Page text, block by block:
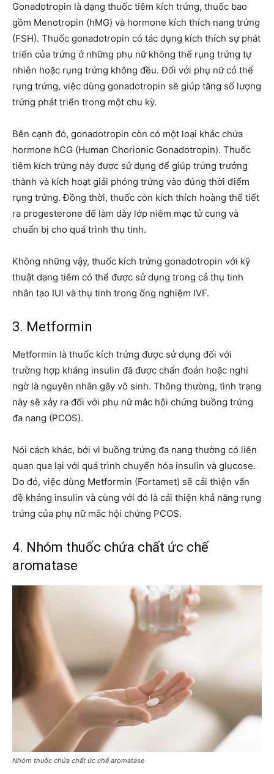
Gonadotropin là dạng thuốc tiêm kích trứng, thuốc bao
gồm Menotropin (hMG) và hormone kích thích nang trứng
(FSH). Thuốc gonadotropin có tác dụng kích thích sự phát
triển của trứng ở những phụ nữ không thể rụng trứng tự
nhiên hoặc rụng trứng không đều. Đối với phụ nữ có thể
rụng trứng, việc dùng gonadotropin sẽ giúp tăng số lượng
trứng phát triển trong một chu kỳ.
Bên cạnh đó, gonadotropin còn có một loại khác chứa
hormone hCG (Human Chorionic Gonadotropin). Thuốc
tiêm kích trứng này được sử dụng để giúp trứng trưởng
thành và kích hoạt giải phóng trứng vào đúng thời điểm
rụng trứng. Đồng thời, thuốc còn kích thích hoàng thể tiết
ra progesterone để làm dày lớp niêm mạc tử cung và
chuẩn bị cho quá trình thụ tinh.
Không những vậy, thuốc kích trứng gonadotropin với kỹ
thuật dạng tiêm có thể được sử dụng trong cả thụ tinh
nhân tạo IUI và thụ tinh trong ống nghiệm IVF.
3. Metformin
Metformin là thuốc kích trứng được sử dụng đối với
trường hợp kháng insulin đã được chẩn đoán hoặc nghi
ngờ là nguyên nhân gây vô sinh. Thông thường, tình trạng
này sẽ xảy ra đối với phụ nữ mắc hội chứng buồng trứng
đa nang (PCOS).
Nói cách khác, bởi vì buồng trứng đa nang thường có liên
quan qua lại với quá trình chuyển hóa insulin và glucose.
Do đó, việc dùng Metformin (Fortamet) sẽ cải thiện vấn
đề kháng insulin và cùng với đó là cải thiện khả năng rụng
trứng của phụ nữ mắc hội chứng PCOS.
4. Nhóm thuốc chứa chất ức chế
aromatase
Nhóm thuốc chứa chất ức chế aromatase